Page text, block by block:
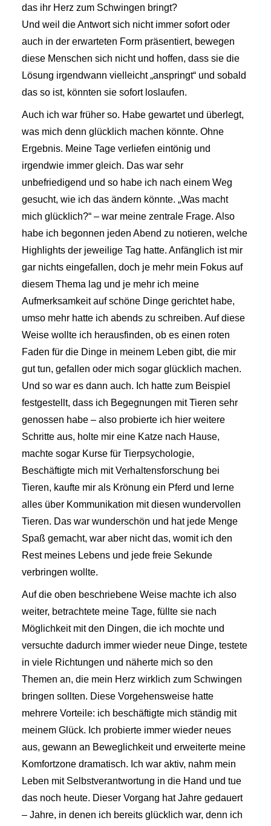
das ihr Herz zum Schwingen bringt?
Und weil die Antwort sich nicht immer sofort oder
auch in der erwarteten Form präsentiert, bewegen
diese Menschen sich nicht und hoffen, dass sie die
Lösung irgendwann vielleicht „anspringt“ und sobald
das so ist, könnten sie sofort loslaufen.
Auch ich war früher so. Habe gewartet und überlegt,
was mich denn glücklich machen könnte. Ohne
Ergebnis. Meine Tage verliefen eintönig und
irgendwie immer gleich. Das war sehr
unbefriedigend und so habe ich nach einem Weg
gesucht, wie ich das ändern könnte. „Was macht
mich glücklich?“ – war meine zentrale Frage. Also
habe ich begonnen jeden Abend zu notieren, welche
Highlights der jeweilige Tag hatte. Anfänglich ist mir
gar nichts eingefallen, doch je mehr mein Fokus auf
diesem Thema lag und je mehr ich meine
Aufmerksamkeit auf schöne Dinge gerichtet habe,
umso mehr hatte ich abends zu schreiben. Auf diese
Weise wollte ich herausfinden, ob es einen roten
Faden für die Dinge in meinem Leben gibt, die mir
gut tun, gefallen oder mich sogar glücklich machen.
Und so war es dann auch. Ich hatte zum Beispiel
festgestellt, dass ich Begegnungen mit Tieren sehr
genossen habe – also probierte ich hier weitere
Schritte aus, holte mir eine Katze nach Hause,
machte sogar Kurse für Tierpsychologie,
Beschäftigte mich mit Verhaltensforschung bei
Tieren, kaufte mir als Krönung ein Pferd und lerne
alles über Kommunikation mit diesen wundervollen
Tieren. Das war wunderschön und hat jede Menge
Spaß gemacht, war aber nicht das, womit ich den
Rest meines Lebens und jede freie Sekunde
verbringen wollte.
Auf die oben beschriebene Weise machte ich also
weiter, betrachtete meine Tage, füllte sie nach
Möglichkeit mit den Dingen, die ich mochte und
versuchte dadurch immer wieder neue Dinge, testete
in viele Richtungen und näherte mich so den
Themen an, die mein Herz wirklich zum Schwingen
bringen sollten. Diese Vorgehensweise hatte
mehrere Vorteile: ich beschäftigte mich ständig mit
meinem Glück. Ich probierte immer wieder neues
aus, gewann an Beweglichkeit und erweiterte meine
Komfortzone dramatisch. Ich war aktiv, nahm mein
Leben mit Selbstverantwortung in die Hand und tue
das noch heute. Dieser Vorgang hat Jahre gedauert
– Jahre, in denen ich bereits glücklich war, denn ich